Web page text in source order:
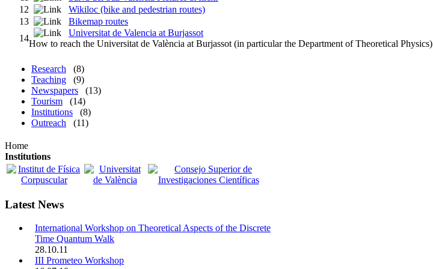
12
Wikiloc (bike and pedestrian routes)
13
Bikemap routes
14
Universitat de Valencia at Burjassot
How to reach the Universitat de València at Burjassot (in particular the Department of Theoretical Physics)
Research
(8)
Teaching
(9)
Newspapers
(13)
Tourism
(14)
Institutions
(8)
Outreach
(11)
Home
Institutions
Latest News
International Workshop on Theoretical Aspects of the Discrete
Time Quantum Walk
28.10.11
III Prometeo Workshop